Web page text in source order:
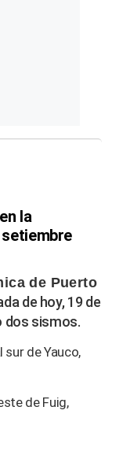
la
setiembre
de Puerto
de hoy, 19 de
dos sismos.
sur de Yauco,
de Fuig,